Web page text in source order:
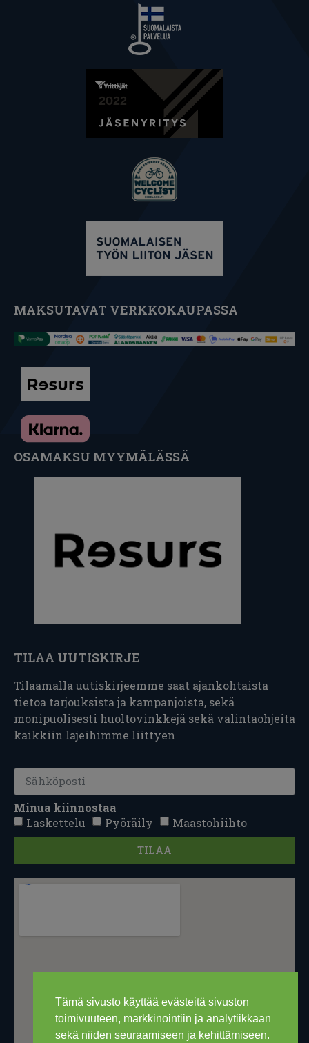
Tämä sivusto käyttää evästeitä sivuston
toimivuuteen, markkinointiin ja analytiikkaan
sekä niiden seuraamiseen ja kehittämiseen.
MAKSUTAVAT VERKKOKAUPASSA
OSAMAKSU MYYMÄLÄSSÄ
TILAA UUTISKIRJE
Tilaamalla uutiskirjeemme saat ajankohtaista
tietoa tarjouksista ja kampanjoista, sekä
monipuolisesti huoltovinkkejä sekä valintaohjeita
kaikkiin lajeihimme liittyen
Minua kiinnostaa
Laskettelu
Pyöräily Maastohiihto
TILAA